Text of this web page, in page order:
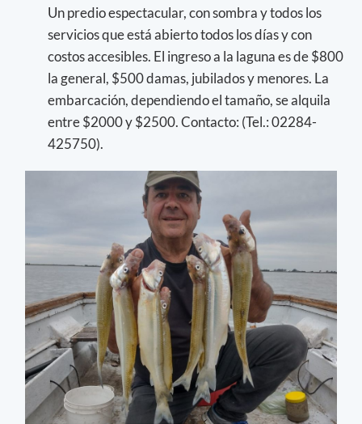
Un predio espectacular, con sombra y todos los
servicios que está abierto todos los días y con
costos accesibles. El ingreso a la laguna es de $800
la general, $500 damas, jubilados y menores. La
embarcación, dependiendo el tamaño, se alquila
entre $2000 y $2500. Contacto: (Tel.: 02284-
425750).